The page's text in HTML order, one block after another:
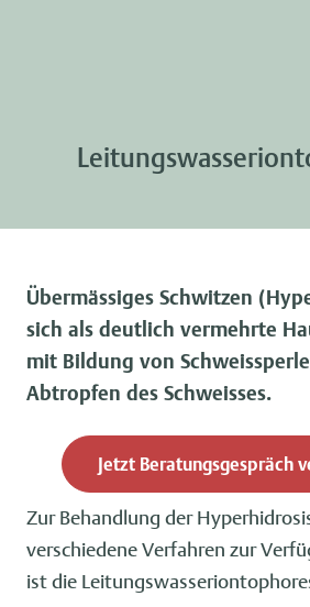
Übermässiges Schwitzen
sich als deutlich vermehrte
mit Bildung von
Abtropfen des Schweisses.
Jetzt Beratungsgespräch
Zur Behandlung der
verschiedene Verfahren zur
ist die